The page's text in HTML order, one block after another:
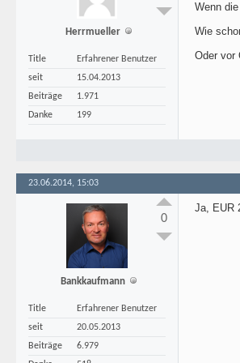
Herrmueller
Title
Erfahrener Benutzer
seit
15.04.2013
Beiträge
1.971
Danke
199
Wenn
Wie
Oder vor
23.06.2014, 15:03
Bankkaufmann
Title
Erfahrener Benutzer
seit
20.05.2013
Beiträge
6.979
0
Ja, EUR